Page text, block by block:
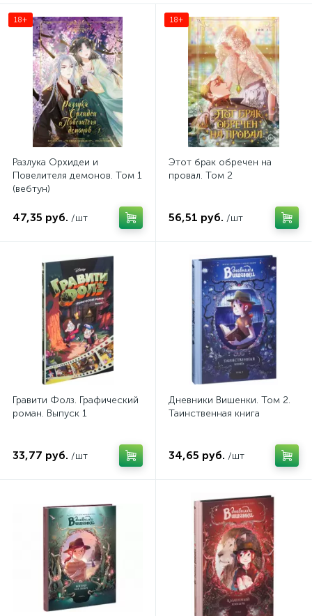
18+
Разлука Орхидеи и
Повелителя демонов. Том 1
(вебтун)
47,35 руб. /шт
18+
Этот брак обречен на
провал. Том 2
56,51 руб. /шт
Гравити Фолз. Графический
роман. Выпуск 1
33,77 руб. /шт
Дневники Вишенки. Том 2.
Таинственная книга
34,65 руб. /шт